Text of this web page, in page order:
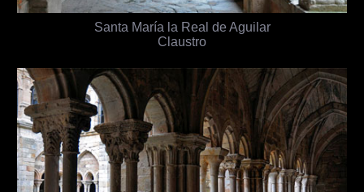
Santa María la Real de Aguilar
Claustro